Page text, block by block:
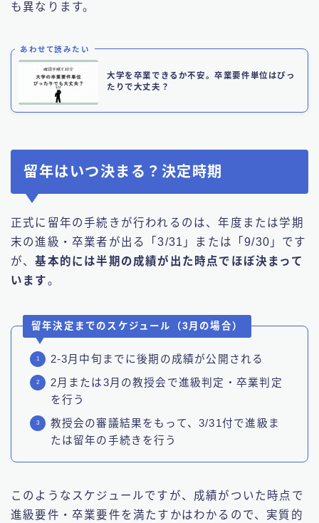
も異なります。
あわせて読みたい
大学を卒業できるか不安。卒業要件単位はぴっ
たりで大丈夫？
留年はいつ決まる？決定時期
正式に留年の手続きが行われるのは、年度または学期
末の進級・卒業者が出る「3/31」または「9/30」です
が、基本的には半期の成績が出た時点でほぼ決まって
います。
留年決定までのスケジュール（3月の場合）
2-3月中旬までに後期の成績が公開される
2月または3月の教授会で進級判定・卒業判定
を行う
教授会の審議結果をもって、3/31付で進級ま
たは留年の手続きを行う
このようなスケジュールですが、成績がついた時点で
進級要件・卒業要件を満たすかはわかるので、実質的